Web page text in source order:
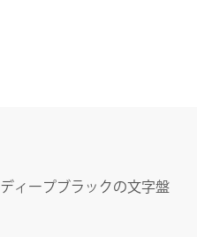
ディープブラックの文字盤